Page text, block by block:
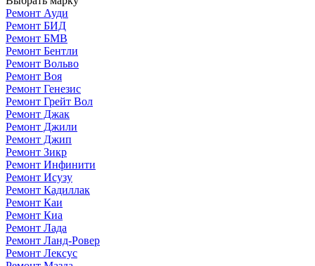
Ремонт Ауди
Ремонт БИД
Ремонт БМВ
Ремонт Бентли
Ремонт Вольво
Ремонт Воя
Ремонт Генезис
Ремонт Грейт Вол
Ремонт Джак
Ремонт Джили
Ремонт Джип
Ремонт Зикр
Ремонт Инфинити
Ремонт Исузу
Ремонт Кадиллак
Ремонт Каи
Ремонт Киа
Ремонт Лада
Ремонт Ланд-Ровер
Ремонт Лексус